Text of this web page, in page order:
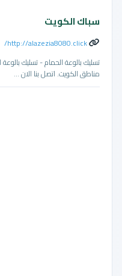
سباك الكويت
http://alazezia8080.click/
تسليك بالوعة الحمام - تسليك بالوعة
مناطق الكويت. اتصل بنا الان ...